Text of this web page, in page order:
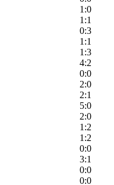
1:0
1:1
0:3
1:1
1:3
4:2
0:0
2:0
2:1
5:0
2:0
1:2
1:2
0:0
3:1
0:0
0:0